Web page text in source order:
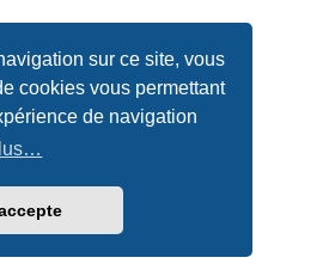
sur ce site, vous
cookies vous permettant
de navigation